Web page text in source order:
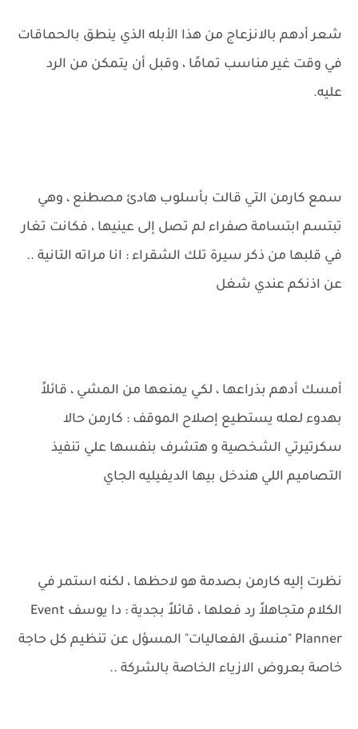
شعر أدهم بالانزعاج من هذا الأبله الذي ينطق بالحماقات
في وقت غير مناسب تمامًا ، وقبل أن يتمكن من الرد
عليه.
سمع كارمن التي قالت بأسلوب هادئ مصطنع ، وهي
تبتسم ابتسامة صفراء لم تصل إلى عينيها ، فكانت تغار
في قلبها من ذكر سيرة تلك الشقراء : انا مراته التانية ..
عن اذنكم عندي شغل
أمسك أدهم بذراعها ، لكي يمنعها من المشي ، قائلاً
بهدوء لعله يستطيع إصلاح الموقف : كارمن حالا
سكرتيرتي الشخصية و هتشرف بنفسها علي تنفيذ
التصاميم اللي هندخل بيها الديفيليه‮ الجاي
نظرت إليه كارمن بصدمة هو لاحظها ، لكنه استمر في
الكلام متجاهلاً رد فعلها ، قائلاً بجدية : دا يوسف Event
Planner "منسق الفعاليات" المسؤل عن تنظيم كل حاجة
خاصة بعروض الازياء الخاصة بالشركة ..